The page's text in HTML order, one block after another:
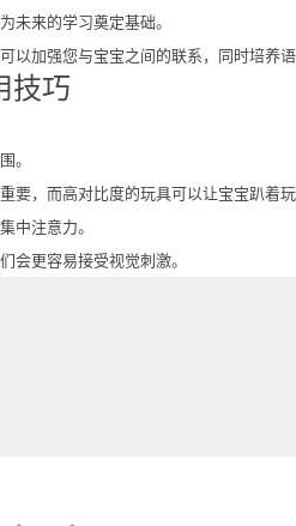
未来的学习奠定基础。
以加强您与宝宝之间的联系，同时培养语
技巧
。
要，而高对比度的玩具可以让宝宝趴着玩
中注意力。
会更容易接受视觉刺激。